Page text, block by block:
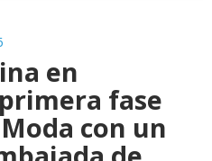
en
fase
con un